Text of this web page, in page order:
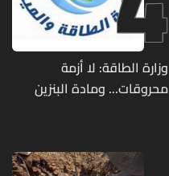
وزارة الطاقة: لا أزمة
محروقات... ومادة البنزين